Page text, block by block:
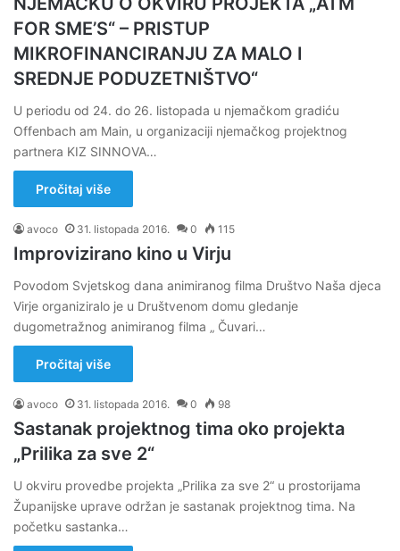
FOR SME’S“ – PRISTUP
MIKROFINANCIRANJU ZA MALO I
SREDNJE PODUZETNIŠTVO“
U periodu od 24. do 26. listopada u njemačkom gradiću
Offenbach am Main, u organizaciji njemačkog projektnog
partnera KIZ SINNOVA…
Pročitaj više
avoco 31. listopada 2016. 0 115
Improvizirano kino u Virju
Povodom Svjetskog dana animiranog filma Društvo Naša djeca
Virje organiziralo je u Društvenom domu gledanje
dugometražnog animiranog filma „ Čuvari…
Pročitaj više
avoco 31. listopada 2016. 0 98
Sastanak projektnog tima oko projekta
„Prilika za sve 2“
U okviru provedbe projekta „Prilika za sve 2“ u prostorijama
Županijske uprave održan je sastanak projektnog tima. Na
početku sastanka…